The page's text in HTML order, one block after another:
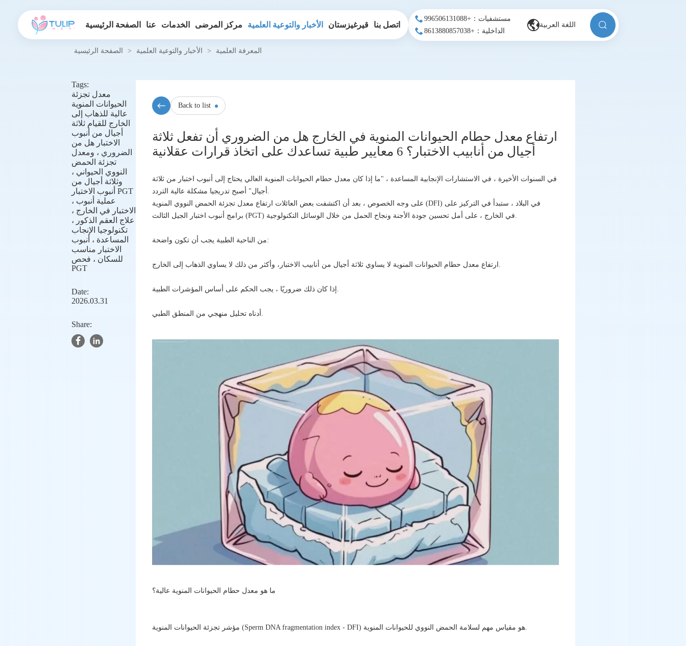
الصفحة الرئيسية عنا الخدمات مركز المرضى الأخبار والتوعية العلمية قيرغيزستان اتصل بنا
مستشفيات：+996506131088
الداخلية：+8613880857038
اللغة العربية
الصفحة الرئيسية > الأخبار والتوعية العلمية > المعرفة العلمية
Tags:
معدل تجزئة
الحيوانات المنوية
عالية للذهاب إلى
الخارج للقيام ثلاثة
أجيال من أنبوب
الاختبار هل من
الضروري ، ومعدل
تجزئة الحمض
النووي الحيواني ،
وثلاثة أجيال من
أنبوب الاختبار PGT
، عملية أنبوب
الاختبار في الخارج ،
علاج العقم الذكور ،
تكنولوجيا الإنجاب
المساعدة ، أنبوب
الاختبار مناسب
للسكان ، فحص
PGT
Date:
2026.03.31
Share:
Back to list
ارتفاع معدل حطام الحيوانات المنوية في الخارج هل من الضروري أن تفعل ثلاثة
أجيال من أنابيب الاختبار؟ 6 معايير طبية تساعدك على اتخاذ قرارات عقلانية
في السنوات الأخيرة ، في الاستشارات الإنجابية المساعدة ، "ما إذا كان معدل حطام الحيوانات المنوية العالي يحتاج إلى أنبوب اختبار من ثلاثة
أجيال" أصبح تدريجيا مشكلة عالية التردد.
على وجه الخصوص ، بعد أن اكتشفت بعض العائلات ارتفاع معدل تجزئة الحمض النووي المنوية (DFI) في البلاد ، ستبدأ في التركيز على
برامج أنبوب اختبار الجيل الثالث (PGT) في الخارج ، على أمل تحسين جودة الأجنة ونجاح الحمل من خلال الوسائل التكنولوجية.
من الناحية الطبية يجب أن تكون واضحة:
ارتفاع معدل حطام الحيوانات المنوية لا يساوي ثلاثة أجيال من أنابيب الاختبار، وأكثر من ذلك لا يساوي الذهاب إلى الخارج.
إذا كان ذلك ضروريًا ، يجب الحكم على أساس المؤشرات الطبية.
أدناه تحليل منهجي من المنطق الطبي.
ما هو معدل حطام الحيوانات المنوية عالية؟
مؤشر تجزئة الحيوانات المنوية (Sperm DNA fragmentation index - DFI) هو مقياس مهم لسلامة الحمض النووي للحيوانات المنوية.